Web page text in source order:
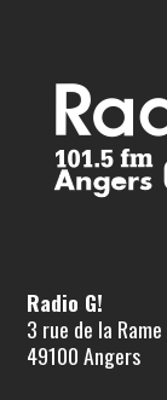
Radio G!
3 rue de la Rame
49100 Angers